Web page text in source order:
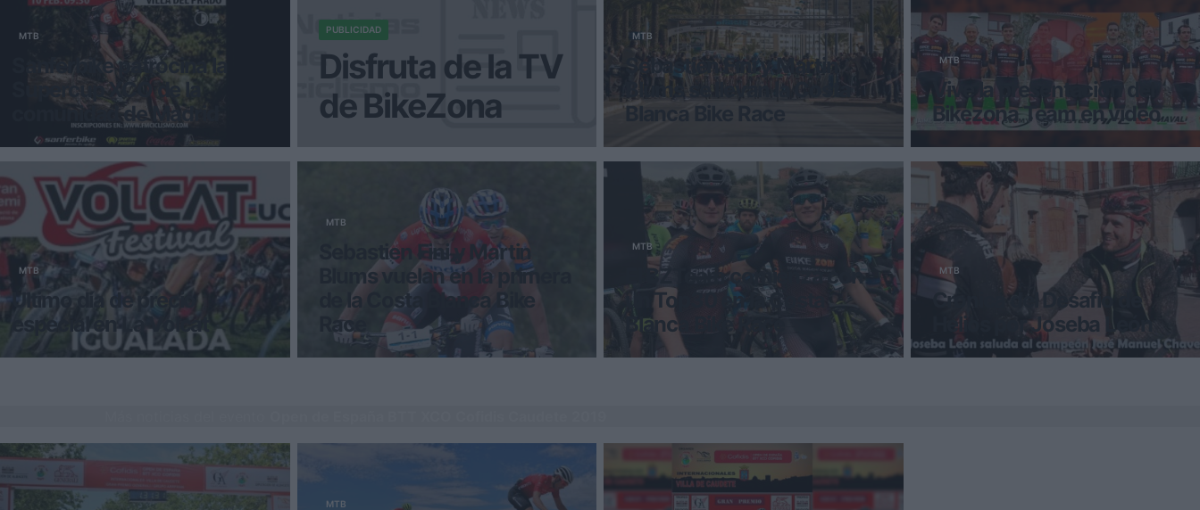
MTB
Sanferbike patrocina la
Supercup XCO de la
comunidad de Madrid
La primera prueba comienza este
domingo 10 de febrero en Villa del
Prado La nueva SuperCup MTB
UvesBikes es una c
PUBLICIDAD
Disfruta de la TV
de BikeZona
MTB
Sebastien Fini y Martin
Blums se llevan la Costa
Blanca Bike Race
Los 60 kilómetros que unían Benidorm
con el centro de Villajoyosa han sido la
traca final a 4 días
MTB
Vive la presentación del
Bikezona Team en vídeo
El Bikezona Team se presentó el
pasado fin de semana en el Hotel Loiu.
Los corredores se sometieron a la
inevitab
MTB
Último día de precio
especial en La Volcat
Las pruebas por etapas de BTT se van
MTB
Sebastien Fini y Martin
Blums vuelan en la primera
de la Costa Blanca Bike
Race
El 5o aniversario de la Costa Blanca
MTB
El BZTeam comienza con
un Top30 en la Costa
Blanca Bike Race
Debuto el BikeZona Team en la Costa
MTB
Cronica del Desafio de
Helios por Joseba León
Su título es El Desafío de Helios, pero el
MTB